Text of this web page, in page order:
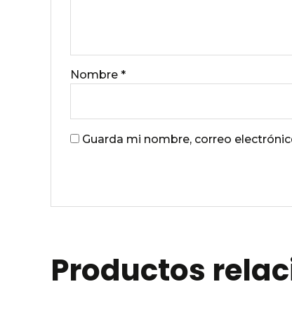
Nombre *
Guarda mi nombre, correo
Productos